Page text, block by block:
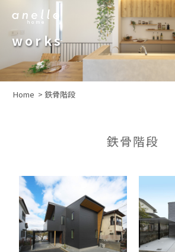
works
Home >鉄骨階段
鉄骨階段